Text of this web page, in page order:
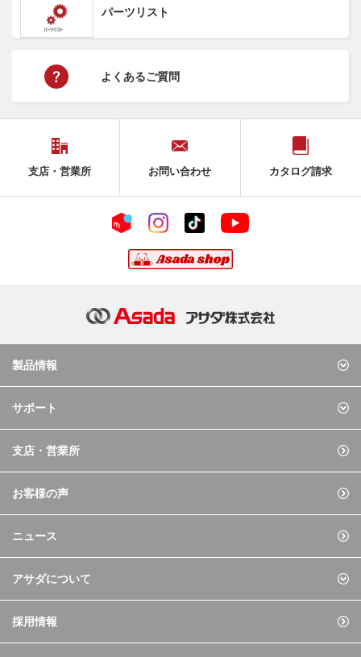
パーツリスト
よくあるご質問
支店・営業所 お問い合わせ カタログ請求
製品情報
サポート
支店・営業所
お客様の声
ニュース
アサダについて
採用情報